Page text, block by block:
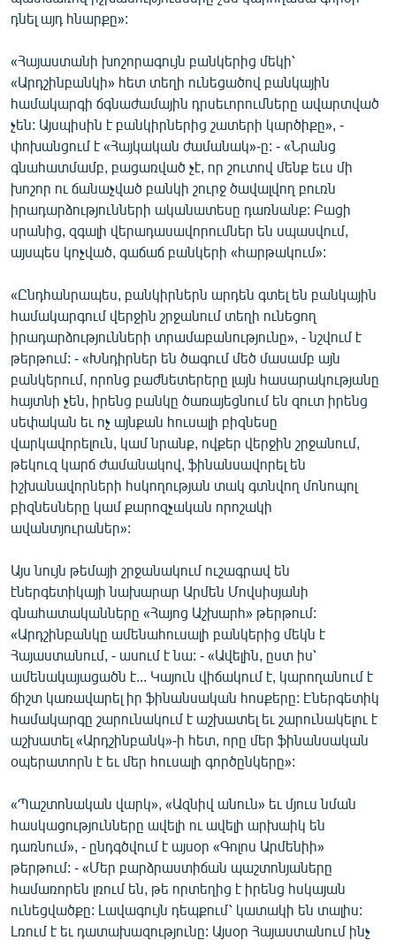
դնել այդ հնարքը»:
«Հայաստանի խոշորագույն բանկերից մեկի՝
«Արդշինբանկի» հետ տեղի ունեցածով բանկային
համակարգի ճգնաժամային դրսեւորումները ավարտված
չեն: Այսպիսին է բանկիրներից շատերի կարծիքը», -
փոխանցում է «Հայկական ժամանակ»-ը: - «Նրանց
գնահատմամբ, բացառված չէ, որ շուտով մենք եւս մի
խոշոր ու ճանաչված բանկի շուրջ ծավալվող բուռն
իրադարձությունների ականատեսը դառնանք: Բացի
սրանից, զգալի վերադասավորումներ են սպասվում,
այսպես կոչված, գաճաճ բանկերի «հարթակում»:
«Ընդհանրապես, բանկիրներն արդեն գտել են բանկային
համակարգում վերջին շրջանում տեղի ունեցող
իրադարձությունների տրամաբանությունը», - նշվում է
թերթում: - «Խնդիրներ են ծագում մեծ մասամբ այն
բանկերում, որոնց բաժնետերերը լայն հասարակությանը
հայտնի չեն, իրենց բանկը ծառայեցնում են զուտ իրենց
սեփական եւ ոչ այնքան հուսալի բիզնեսը
վարկավորելուն, կամ նրանք, ովքեր վերջին շրջանում,
թեկուզ կարճ ժամանակով, ֆինանսավորել են
իշխանավորների հսկողության տակ գտնվող մոնոպոլ
բիզնեսները կամ քարոզչական որոշակի
ավանտյուրաներ»:
Այս նույն թեմայի շրջանակում ուշագրավ են
էներգետիկայի նախարար Արմեն Մովսիսյանի
գնահատականները «Հայոց Աշխարհ» թերթում:
«Արդշինբանկը ամենահուսալի բանկերից մեկն է
Հայաստանում, - ասում է նա: - «Ավելին, ըստ իս՝
ամենակայացածն է... Կայուն վիճակում է, կարողանում է
ճիշտ կառավարել իր ֆինանսական հոսքերը: Էներգետիկ
համակարգը շարունակում է աշխատել եւ շարունակելու է
աշխատել «Արդշինբանկ»-ի հետ, որը մեր ֆինանսական
օպերատորն է եւ մեր հուսալի գործընկերը»:
«Պաշտոնական վարկ», «Ազնիվ անուն» եւ մյուս նման
հասկացությունները ավելի ու ավելի արխաիկ են
դառնում», - ընդգծվում է այսօր «Գոլոս Արմենիի»
թերթում: - «Մեր բարձրաստիճան պաշտոնյաները
համառորեն լռում են, թե որտեղից է իրենց հսկայան
ունեցվածքը: Լավագույն դեպքում՝ կատակի են տալիս:
Լռում է եւ դատախազությունը: Այսօր Հայաստանում ինչ